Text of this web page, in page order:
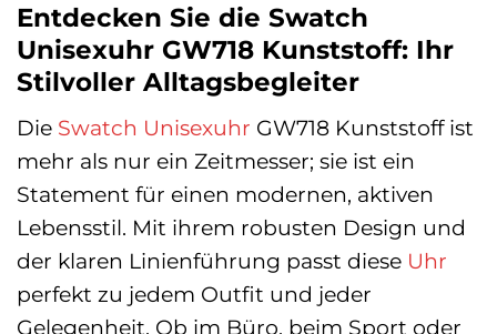
Entdecken Sie die Swatch
Unisexuhr GW718 Kunststoff: Ihr
Stilvoller Alltagsbegleiter
Die Swatch Unisexuhr GW718 Kunststoff ist
mehr als nur ein Zeitmesser; sie ist ein
Statement für einen modernen, aktiven
Lebensstil. Mit ihrem robusten Design und
der klaren Linienführung passt diese Uhr
perfekt zu jedem Outfit und jeder
Gelegenheit. Ob im Büro, beim Sport oder